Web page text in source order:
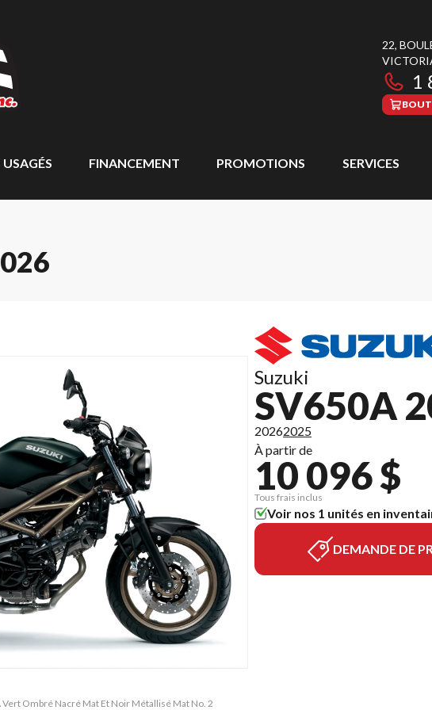
22,
1
FINANCEMENT PROMOTIONS SERVICES
Ombré Nacré Mat Et Noir Métallisé Mat No. 2
Suzuki
SV650A
20262025
À partir de
10 096 $
Tous frais inclus
Voir nos 1 unités en
DEMANDE DE